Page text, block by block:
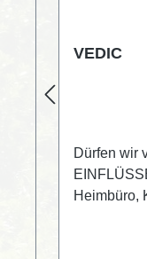
VEDIC
Dürfen wir
Heimbüro,